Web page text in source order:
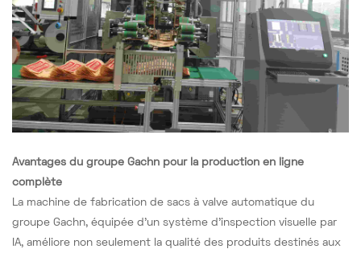
Avantages du groupe Gachn pour la production en ligne
complète
La machine de fabrication de sacs à valve automatique du
groupe Gachn, équipée d'un système d'inspection visuelle par
IA, améliore non seulement la qualité des produits destinés aux